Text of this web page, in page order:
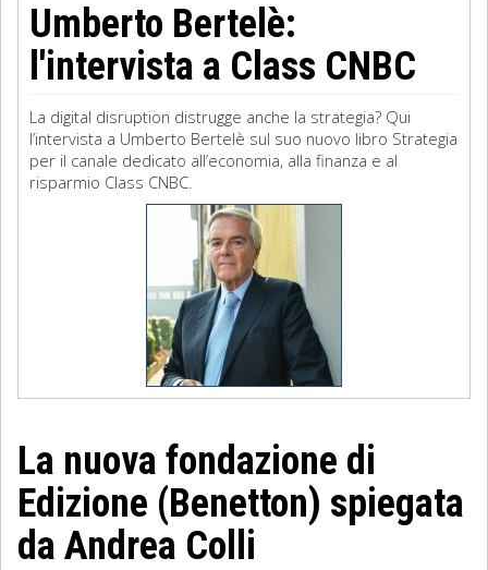
Umberto Bertelè:
l'intervista a Class CNBC
La digital disruption distrugge anche la strategia? Qui
l’intervista a Umberto Bertelè sul suo nuovo libro Strategia
per il canale dedicato all’economia, alla finanza e al
risparmio Class CNBC.
La nuova fondazione di
Edizione (Benetton) spiegata
da Andrea Colli